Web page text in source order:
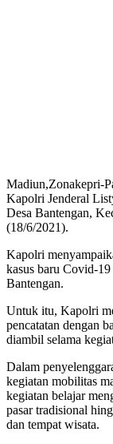
Madiun,Zonakepri-
Kapolri Jenderal
Desa Bantengan,
(18/6/2021).
Kapolri
kasus baru Covid-
Bantengan.
Untuk itu, Kapolri
pencatatan dengan
diambil selama
Dalam
kegiatan mobilitas
kegiatan belajar
pasar tradisional
dan tempat wisata.